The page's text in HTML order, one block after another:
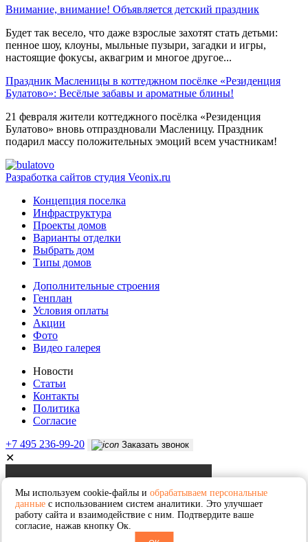
Внимание, внимание! Объявляется детский праздник
Будет так весело, что даже взрослые захотят стать детьми:
пенное шоу, клоуны, мыльные пузыри, загадки и игры,
настоящие фокусы, аквагрим и многое другое...
Праздник Масленицы в коттеджном посёлке «Резиденция
Булатово»: Весёлые забавы и ароматные блины!
21 февраля жители коттеджного посёлка «Резиденция
Булатово» вновь отпраздновали Масленицу. Праздник
подарил массу положительных эмоций всем участникам!
Разработка сайтов студия Veonix.ru
Концепция поселка
Инфраструктура
Проекты домов
Варианты отделки
Выбрать дом
Типы домов
Дополнительные строения
Генплан
Условия оплаты
Акции
Фото
Видео галерея
Новости
Статьи
Контакты
Политика
Согласие
+7 495 236-99-20
Заказать звонок
✕
Мы используем cookie-файлы иобрабатываем персональные
данные с использованием систем аналитики. Это улучшает
работу сайта и взаимодействие с ним. Подтвердите ваше
согласие, нажав кнопку Ок.